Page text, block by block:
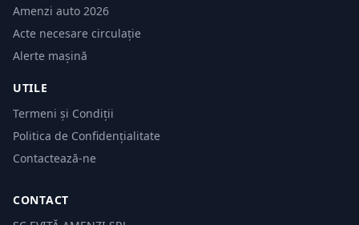
Amenzi auto 2026
Acte necesare circulație
Alerte mașină
UTILE
Termeni și Condiții
Politica de Confidențialitate
Contactează-ne
CONTACT